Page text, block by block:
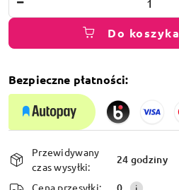
Do koszyka
Bezpieczne płatności:
Dostępność
i
dostawa
Przewidywany
czas wysyłki:
24 godziny
Cena przesyłki: